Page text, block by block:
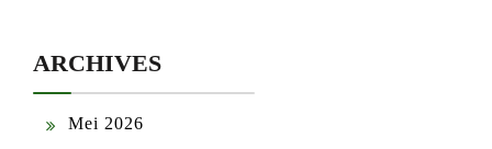
ARCHIVES
Mei 2026